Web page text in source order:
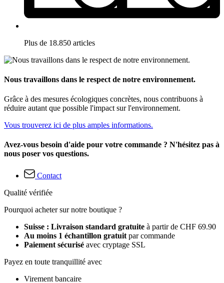
Plus de 18.850 articles
Nous travaillons dans le respect de notre environnement.
Grâce à des mesures écologiques concrètes, nous contribuons à
réduire autant que possible l'impact sur l'environnement.
Vous trouverez ici de plus amples informations.
Avez-vous besoin d'aide pour votre commande ? N'hésitez pas à
nous poser vos questions.
Contact
Qualité vérifiée
Pourquoi acheter sur notre boutique ?
Suisse : Livraison standard gratuite à partir de CHF 69.90
Au moins 1 échantillon gratuit par commande
Paiement sécurisé avec cryptage SSL
Payez en toute tranquillité avec
Virement bancaire